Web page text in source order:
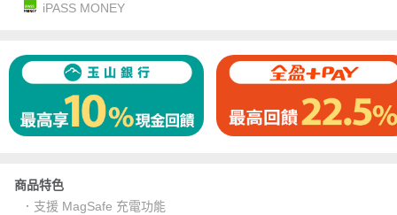
iPASS MONEY
商品特色
．支援 MagSafe 充電功能